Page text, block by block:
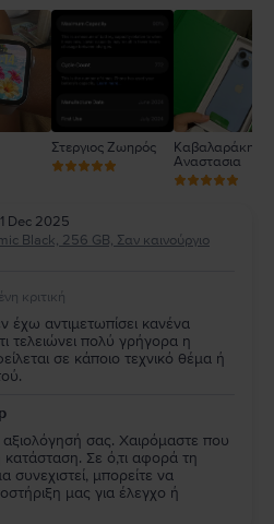
2
1
Στεργιος Ζωηρός
Καβαλαράκη
Αναστασια
Dec 2025
Black, 256 GB, Σαν καινούργιο
κριτική
έχω αντιμετωπίσει κανένα
τελειώνει πολύ γρήγορα η
σε κάποιο τεχνικό θέμα ή
σας. Χαιρόμαστε που
κατάσταση. Σε ό,τι αφορά τη
συνεχιστεί, μπορείτε να
μας για έλεγχο ή